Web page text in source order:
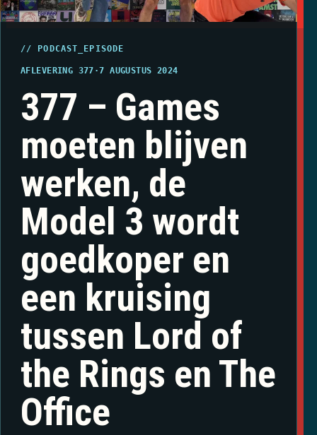
// PODCAST_EPISODE
AFLEVERING 377 ·7 AUGUSTUS 2024
377 – Games
moeten blijven
werken, de
Model 3 wordt
goedkoper en
een kruising
tussen Lord of
the Rings en The
Office